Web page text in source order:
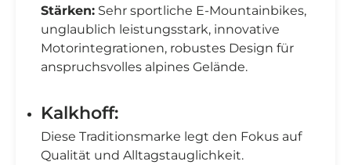
Stärken: Sehr sportliche E-Mountainbikes,
unglaublich leistungsstark, innovative
Motorintegrationen, robustes Design für
anspruchsvolles alpines Gelände.
Kalkhoff:
Diese Traditionsmarke legt den Fokus auf
Qualität und Alltagstauglichkeit.